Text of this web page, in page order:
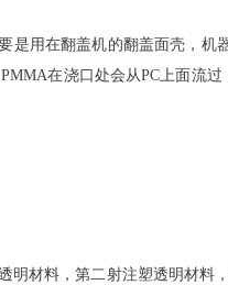
是用在翻盖机的翻盖面壳，机
在浇口处会从PC上面流
明材料，第二射注塑透明材料